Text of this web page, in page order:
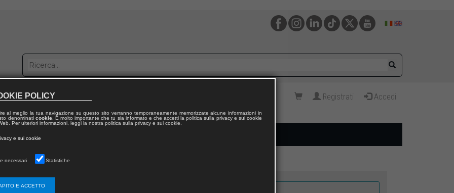
con noi Registrati Accedi
POLICY
al meglio la tua navigazione su questo sito verranno temporaneamente memorizzate alcune informazioni in
denominati cookie. È molto importante che tu sia informato e che accetti la politica sulla privacy e sui cookie
Per ulteriori informazioni, leggi la nostra politica sulla privacy e sui cookie.
e sui cookie
necessari Statistiche
E ACCETTO